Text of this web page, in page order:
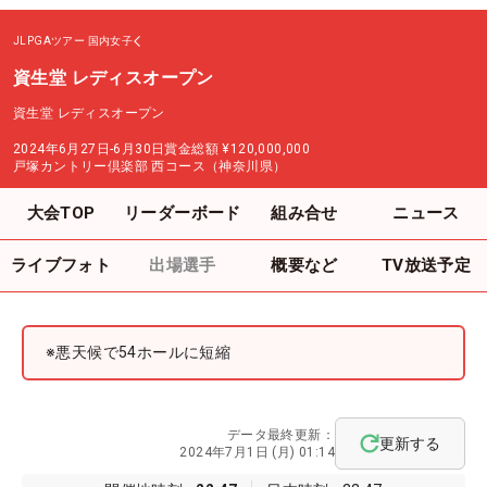
JLPGAツアー 国内女子
資生堂 レディスオープン
資生堂 レディスオープン
2024年6月27日-6月30日賞金総額 ¥120,000,000
戸塚カントリー倶楽部 西コース（神奈川県）
大会TOP リーダーボード 組み合せ ニュース
ライブフォト 出場選手 概要など TV放送予定
※悪天候で54ホールに短縮
データ最終更新：
2024年7月1日 (月) 01:14
更新する